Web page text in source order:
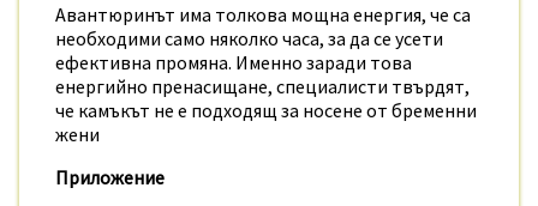
Авантюринът има толкова мощна енергия, че са
необходими само няколко часа, за да се усети
ефективна промяна. Именно заради това
енергийно пренасищане, специалисти твърдят,
че камъкът не е подходящ за носене от бременни
жени
Приложение